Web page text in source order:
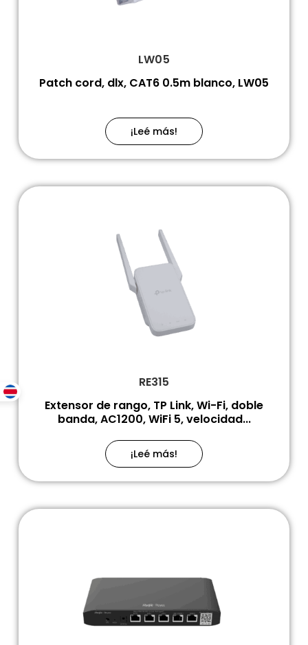
LW05
Patch cord, dlx, CAT6 0.5m blanco, LW05
¡Leé más!
RE315
Extensor de rango, TP Link, Wi-Fi, doble
banda, AC1200, WiFi 5, velocidad...
¡Leé más!